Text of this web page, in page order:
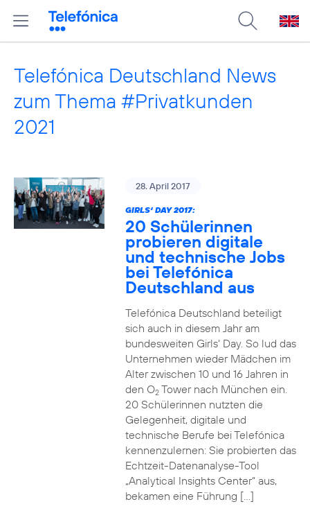
Telefónica Deutschland News
zum Thema #Privatkunden
2021
28. April 2017
GIRLS‘ DAY 2017:
20 Schülerinnen
probieren digitale
und technische Jobs
bei Telefónica
Deutschland aus
Telefónica Deutschland beteiligt
sich auch in diesem Jahr am
bundesweiten Girls‘ Day. So lud das
Unternehmen wieder Mädchen im
Alter zwischen 10 und 16 Jahren in
den O2Tower nach München ein.
20 Schülerinnen nutzten die
Gelegenheit, digitale und
technische Berufe bei Telefónica
kennenzulernen: Sie probierten das
Echtzeit-Datenanalyse-Tool
„Analytical Insights Center“ aus,
bekamen eine Führung […]